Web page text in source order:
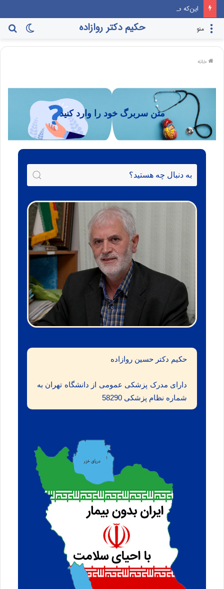
حکیم دکتر روازاده منو
خانه
متن سربرگ خود را وارد کنید
حکیم دکتر حسین روازاده
دارای مدرک پزشکی عمومی از دانشگاه تهران به
شماره نظام پزشکی 58290